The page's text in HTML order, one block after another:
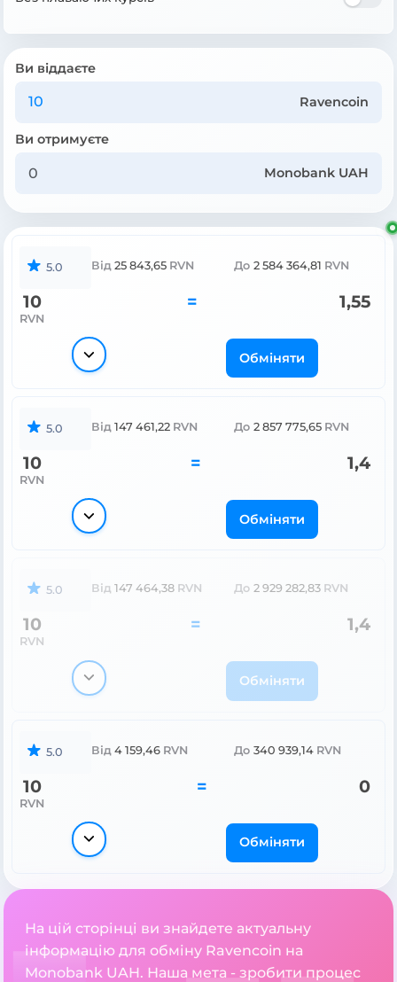
Ви віддаєте
Ravencoin
Ви отримуєте
Monobank UAH
5.0 Від 25 843,65 RVN До 2 584 364,81 RVN
10
RVN
= 1,55
Обміняти
5.0 Від 147 461,22 RVN До 2 857 775,65 RVN
10
RVN
= 1,4
Обміняти
5.0 Від 147 464,38 RVN До 2 929 282,83 RVN
10
RVN
= 1,4
Обміняти
5.0 Від 4 159,46 RVN До 340 939,14 RVN
10
RVN
= 0
Обміняти
На цій сторінці ви знайдете актуальну
інформацію для обміну Ravencoin на
Monobank UAH. Наша мета - зробити процес